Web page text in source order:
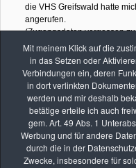
Mit meinem Klick auf die
in das Setzen oder
Verbindungen ein, deren
in dort verlinkten
werden und mir deshalb
betätige erteile ich auch
gem. Art. 49 Abs. 1
Werbung und für andere
durch die in der
Zwecke, insbesondere für
die VHS Greifswald hatte
angerufen.
(Zugangsdaten vergessen
Vielen Dank für deine Mühe.
VG Mathias
40
1 2